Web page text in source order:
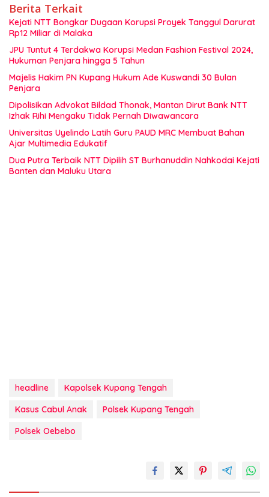
Berita Terkait
Kejati NTT Bongkar Dugaan Korupsi Proyek Tanggul Darurat
Rp12 Miliar di Malaka
JPU Tuntut 4 Terdakwa Korupsi Medan Fashion Festival 2024,
Hukuman Penjara hingga 5 Tahun
Majelis Hakim PN Kupang Hukum Ade Kuswandi 30 Bulan
Penjara
Dipolisikan Advokat Bildad Thonak, Mantan Dirut Bank NTT
Izhak Rihi Mengaku Tidak Pernah Diwawancara
Universitas Uyelindo Latih Guru PAUD MRC Membuat Bahan
Ajar Multimedia Edukatif
Dua Putra Terbaik NTT Dipilih ST Burhanuddin Nahkodai Kejati
Banten dan Maluku Utara
headline
Kapolsek Kupang Tengah
Kasus Cabul Anak
Polsek Kupang Tengah
Polsek Oebebo